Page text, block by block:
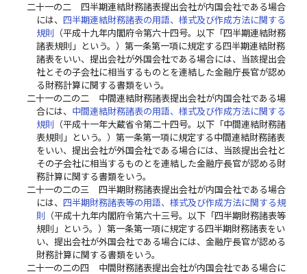
二十一の二
四半期連結財務諸表提出会社が内国会社である場合
には、 四半期連結財務諸表の用語、様式及び作成方法に関する
規則 （平成十九年内閣府令第六十四号。以下「四半期連結財務
諸表規則」という。）第一条第一項に規定する四半期連結財務
諸表をいい、提出会社が外国会社である場合には、当該提出会
社とその子会社に相当するものとを連結した金融庁長官が認め
る財務計算に関する書類をいう。
二十一の二の二
中間連結財務諸表提出会社が内国会社である場
合には、 中間連結財務諸表の用語、様式及び作成方法に関する
規則 （平成十一年大蔵省令第二十四号。以下「中間連結財務諸
表規則」という。）第一条第一項に規定する中間連結財務諸表
をいい、提出会社が外国会社である場合には、当該提出会社と
その子会社に相当するものとを連結した金融庁長官が認める財
務計算に関する書類をいう。
二十一の二の三
四半期財務諸表提出会社が内国会社である場合
には、 四半期財務諸表等の用語、様式及び作成方法に関する規
則 （平成十九年内閣府令第六十三号。以下「四半期財務諸表等
規則」という。）第一条第一項に規定する四半期財務諸表をい
い、提出会社が外国会社である場合には、金融庁長官が認める
財務計算に関する書類をいう。
二十一の二の四
中間財務諸表提出会社が内国会社である場合に